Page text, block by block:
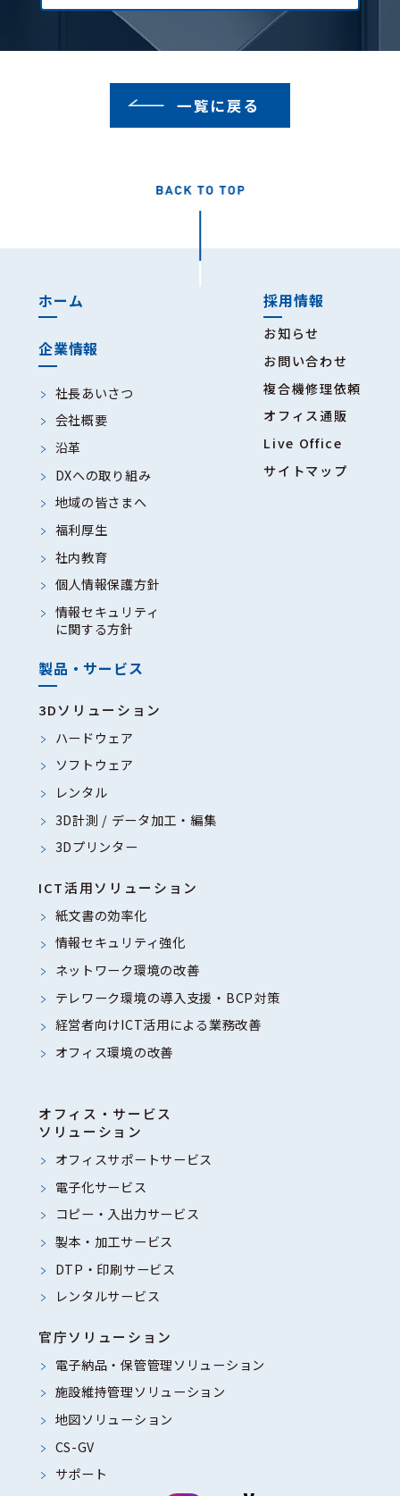
一覧に戻る
ホーム
企業情報
社長あいさつ
会社概要
沿革
DXへの取り組み
地域の皆さまへ
福利厚生
社内教育
個人情報保護方針
情報セキュリティ
に関する方針
採用情報
お知らせ
お問い合わせ
複合機修理依頼
オフィス通販
Live Office
サイトマップ
製品・サービス
3Dソリューション
ハードウェア
ソフトウェア
レンタル
3D計測 / データ加工・編集
3Dプリンター
ICT活用ソリューション
紙文書の効率化
情報セキュリティ強化
ネットワーク環境の改善
テレワーク環境の導入支援・BCP対策
経営者向けICT活用による業務改善
オフィス環境の改善
オフィス・サービス
ソリューション
オフィスサポートサービス
電子化サービス
コピー・入出力サービス
製本・加工サービス
DTP・印刷サービス
レンタルサービス
官庁ソリューション
電子納品・保管管理ソリューション
施設維持管理ソリューション
地図ソリューション
CS-GV
サポート